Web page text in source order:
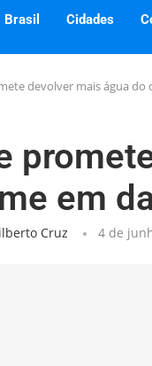
Brasil Cidades
devolver mais água
em
Cruz 4 de